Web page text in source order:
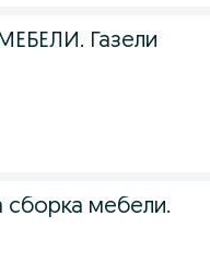
Газели
сборка мебели.